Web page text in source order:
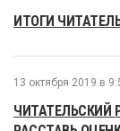
ИТОГИ
13 октября 2019 в
ЧИТАТЕЛЬСКИЙ